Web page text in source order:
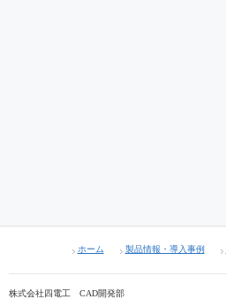
ホーム 製品情報・導入事例
株式会社四電工 CAD開発部